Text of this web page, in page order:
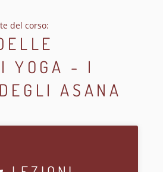
del corso:
YOGA - I
ASANA